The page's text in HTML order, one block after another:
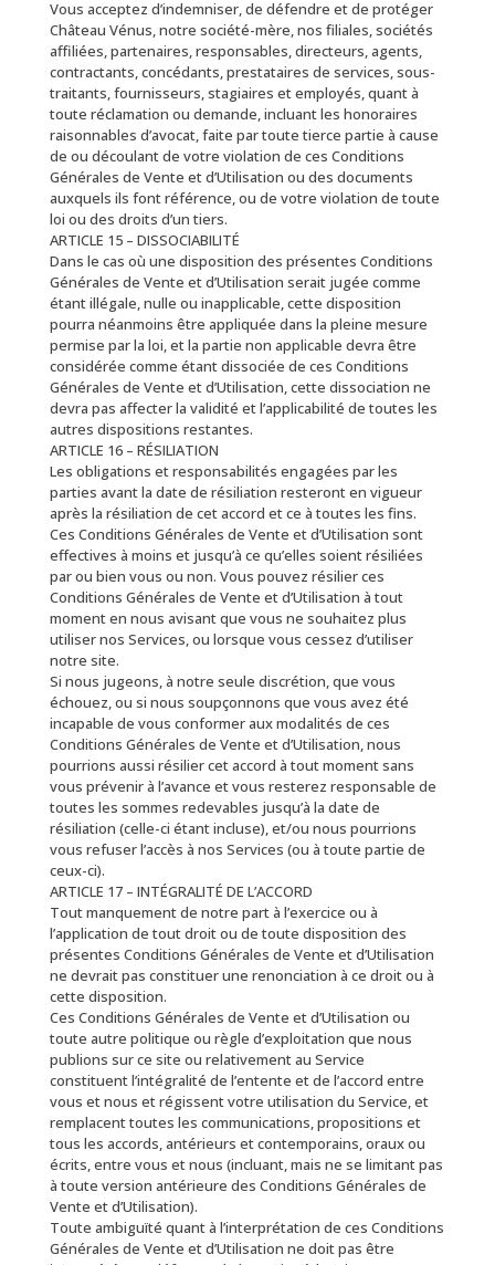
Vous acceptez d’indemniser, de défendre et de protéger
Château Vénus, notre société-mère, nos filiales, sociétés
affiliées, partenaires, responsables, directeurs, agents,
contractants, concédants, prestataires de services, sous-
traitants, fournisseurs, stagiaires et employés, quant à
toute réclamation ou demande, incluant les honoraires
raisonnables d’avocat, faite par toute tierce partie à cause
de ou découlant de votre violation de ces Conditions
Générales de Vente et d’Utilisation ou des documents
auxquels ils font référence, ou de votre violation de toute
loi ou des droits d’un tiers.
ARTICLE 15 – DISSOCIABILITÉ
Dans le cas où une disposition des présentes Conditions
Générales de Vente et d’Utilisation serait jugée comme
étant illégale, nulle ou inapplicable, cette disposition
pourra néanmoins être appliquée dans la pleine mesure
permise par la loi, et la partie non applicable devra être
considérée comme étant dissociée de ces Conditions
Générales de Vente et d’Utilisation, cette dissociation ne
devra pas affecter la validité et l’applicabilité de toutes les
autres dispositions restantes.
ARTICLE 16 – RÉSILIATION
Les obligations et responsabilités engagées par les
parties avant la date de résiliation resteront en vigueur
après la résiliation de cet accord et ce à toutes les fins.
Ces Conditions Générales de Vente et d’Utilisation sont
effectives à moins et jusqu’à ce qu’elles soient résiliées
par ou bien vous ou non. Vous pouvez résilier ces
Conditions Générales de Vente et d’Utilisation à tout
moment en nous avisant que vous ne souhaitez plus
utiliser nos Services, ou lorsque vous cessez d’utiliser
notre site.
Si nous jugeons, à notre seule discrétion, que vous
échouez, ou si nous soupçonnons que vous avez été
incapable de vous conformer aux modalités de ces
Conditions Générales de Vente et d’Utilisation, nous
pourrions aussi résilier cet accord à tout moment sans
vous prévenir à l’avance et vous resterez responsable de
toutes les sommes redevables jusqu’à la date de
résiliation (celle-ci étant incluse), et/ou nous pourrions
vous refuser l’accès à nos Services (ou à toute partie de
ceux-ci).
ARTICLE 17 – INTÉGRALITÉ DE L’ACCORD
Tout manquement de notre part à l’exercice ou à
l’application de tout droit ou de toute disposition des
présentes Conditions Générales de Vente et d’Utilisation
ne devrait pas constituer une renonciation à ce droit ou à
cette disposition.
Ces Conditions Générales de Vente et d’Utilisation ou
toute autre politique ou règle d’exploitation que nous
publions sur ce site ou relativement au Service
constituent l’intégralité de l’entente et de l’accord entre
vous et nous et régissent votre utilisation du Service, et
remplacent toutes les communications, propositions et
tous les accords, antérieurs et contemporains, oraux ou
écrits, entre vous et nous (incluant, mais ne se limitant pas
à toute version antérieure des Conditions Générales de
Vente et d’Utilisation).
Toute ambiguïté quant à l’interprétation de ces Conditions
Générales de Vente et d’Utilisation ne doit pas être